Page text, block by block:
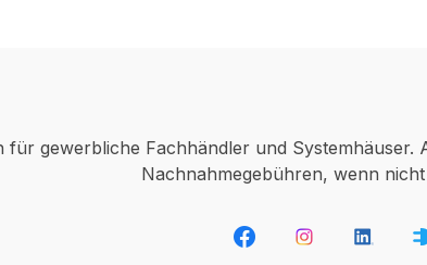
für gewerbliche Fachhändler und Systemhäuser.
Nachnahmegebühren, wenn